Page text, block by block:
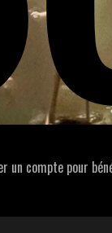
un compte pour